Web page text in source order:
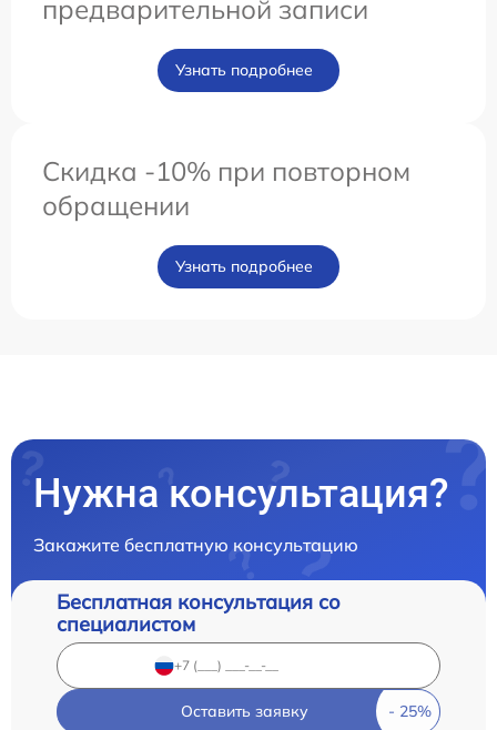
предварительной записи
Узнать подробнее
Скидка -10% при повторном
обращении
Узнать подробнее
Нужна консультация?
Закажите бесплатную консультацию
Бесплатная консультация со
специалистом
Оставить заявку